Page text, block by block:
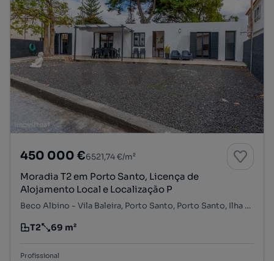
450 000 €6521,74 €/m²
Moradia T2 em Porto Santo, Licença de
Alojamento Local e Localização P
Beco Albino - Vila Baleira, Porto Santo, Porto Santo, Ilha de Porto Santo
Tipologia
T2
Preço por metro quadrado
69 m²
Profissional